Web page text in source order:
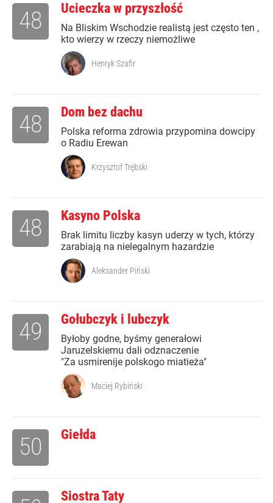
Ucieczka w przyszłość
Na Bliskim Wschodzie realistą jest często ten ,
kto wierzy w rzeczy niemożliwe
48
Henryk Szafir
Dom bez dachu
Polska reforma zdrowia przypomina dowcipy
o Radiu Erewan
48
Krzysztof Trębski
Kasyno Polska
Brak limitu liczby kasyn uderzy w tych, którzy
zarabiają na nielegalnym hazardzie
48
Aleksander Piński
Gołubczyk i lubczyk
Byłoby godne, byśmy generałowi
Jaruzelskiemu dali odznaczenie
"Za usmirenije polskogo miatieża"
49
Maciej Rybiński
Giełda
50
Siostra Taty